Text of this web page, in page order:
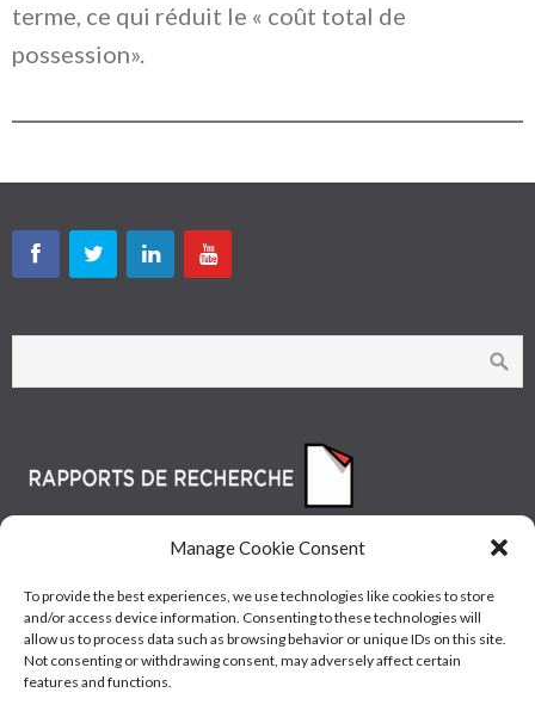
Manage Cookie Consent
To provide the best experiences, we use technologies like cookies to store
and/or access device information. Consenting to these technologies will
allow us to process data such as browsing behavior or unique IDs on this site.
Not consenting or withdrawing consent, may adversely affect certain
features and functions.
terme, ce qui réduit le « coût total de
possession».